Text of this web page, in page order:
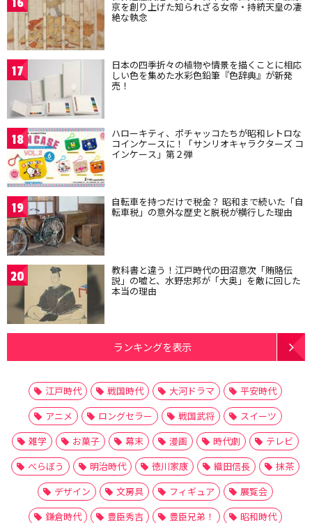
京を創り上げた知られざる女帝・持統天皇の凄
絶な執念
17 日本の四季折々の植物や情景を描くことに相応
しい色を集めた水彩色鉛筆『色辞典』が新発
売！
18 ハローキティ、ポチャッコたちが昭和レトロな
コインケースに！「サンリオキャラクターズ コ
インケース」第２弾
19 自転車を持つだけで税金？ 昭和まで続いた「自
転車税」の意外な歴史と脱税が横行した理由
20 教科書と違う！江戸時代の田沼意次「賄賂伝
説」の嘘と、水野忠邦が「大奥」を敵に回した
本当の理由
ランキングを表示
江戸時代 戦国時代 大河ドラマ
平安時代
アニメ
ロングセラー 戦国武将
スイーツ
雑学
お菓子 幕末 漫画 時代劇
テレビ
べらぼう
明治時代 徳川家康 織田信長
抹茶
デザイン
文房具 フィギュア
展覧会
鎌倉時代
豊臣秀吉 豊臣兄弟！
昭和時代